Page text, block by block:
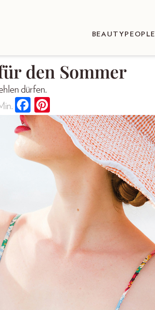
BEAUTY PEOPLE
den Sommer
dürfen.